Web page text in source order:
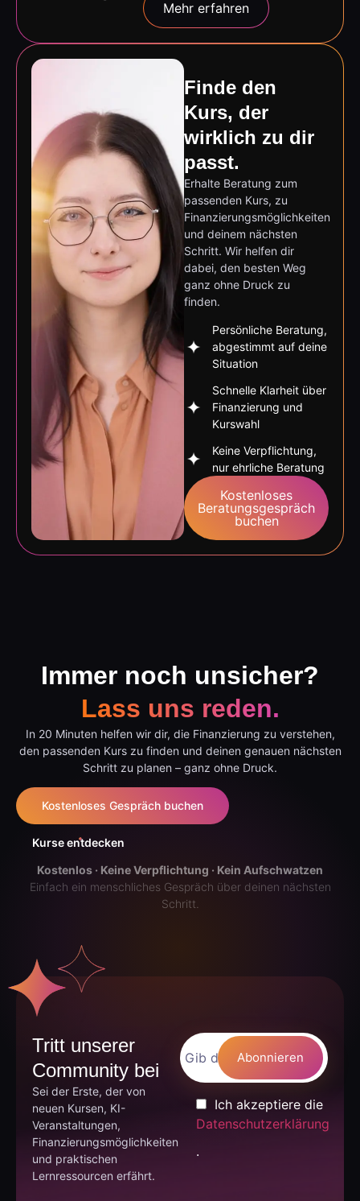
Mehr erfahren
Finde den
Kurs, der
wirklich zu dir
passt.
Erhalte Beratung zum
passenden Kurs, zu
Finanzierungsmöglichkeiten
und deinem nächsten
Schritt. Wir helfen dir
dabei, den besten Weg
ganz ohne Druck zu
finden.
Persönliche Beratung,
abgestimmt auf deine
Situation
Schnelle Klarheit über
Finanzierung und
Kurswahl
Keine Verpflichtung,
nur ehrliche Beratung
Kostenloses
Beratungsgespräch
buchen
Immer noch unsicher?
Lass uns reden.
In 20 Minuten helfen wir dir, die Finanzierung zu verstehen,
den passenden Kurs zu finden und deinen genauen nächsten
Schritt zu planen – ganz ohne Druck.
Kostenloses Gespräch buchen
Kurse entdecken
Kostenlos · Keine Verpflichtung · Kein Aufschwatzen
Einfach ein menschliches Gespräch über deinen nächsten
Schritt.
Tritt unserer
Community bei
Sei der Erste, der von
neuen Kursen, KI-
Veranstaltungen,
Finanzierungsmöglichkeiten
und praktischen
Lernressourcen erfährt.
Ich akzeptiere die
Datenschutzerklärung
.